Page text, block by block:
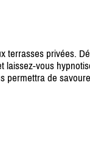
terrasses privées.
vous
permettra de